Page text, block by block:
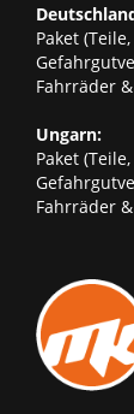
Paket
Fahrräder
Ungarn:
Paket
Fahrräder